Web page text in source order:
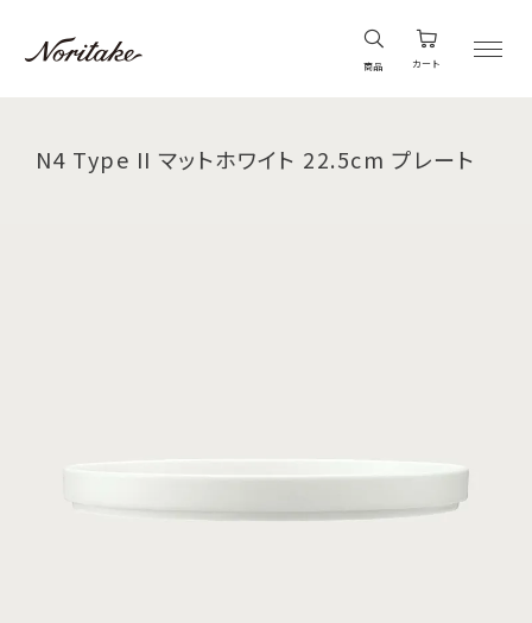
商品 カート
N4 Type II マットホワイト 22.5cm プレート